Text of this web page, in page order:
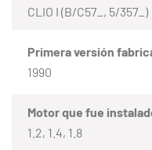
CLIO I (B/C57_, 5/357_)
Primera versión
1990
Motor que fue
1.2, 1.4, 1.8